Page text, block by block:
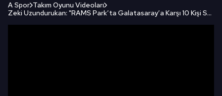
A Spor Takım Oyunu Videoları
Zeki Uzundurukan: "RAMS Park’ta Galatasaray’a Karşı 10 Kişi Savunma Yaparak Puan Alınabilir Mi?"